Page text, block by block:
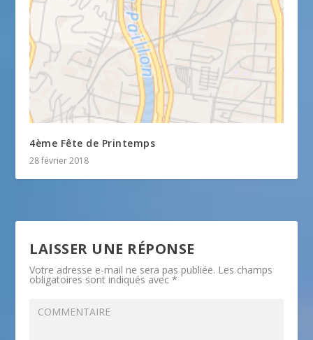
4ème Fête de Printemps
28 février 2018
LAISSER UNE RÉPONSE
Votre adresse e-mail ne sera pas publiée. Les champs
obligatoires sont indiqués avec*